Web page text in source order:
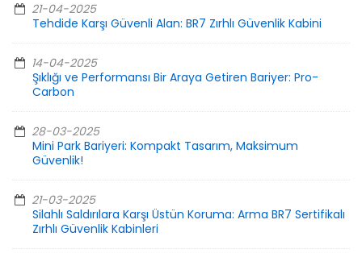
21-04-2025
Tehdide Karşı Güvenli Alan: BR7 Zırhlı Güvenlik Kabini
14-04-2025
Şıklığı ve Performansı Bir Araya Getiren Bariyer: Pro-
Carbon
28-03-2025
Mini Park Bariyeri: Kompakt Tasarım, Maksimum
Güvenlik!
21-03-2025
Silahlı Saldırılara Karşı Üstün Koruma: Arma BR7 Sertifikalı
Zırhlı Güvenlik Kabinleri